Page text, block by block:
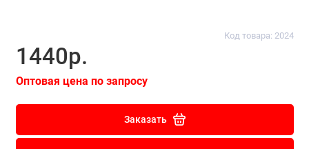
Код товара: 2024
1440р.
Оптовая цена по запросу
Заказать